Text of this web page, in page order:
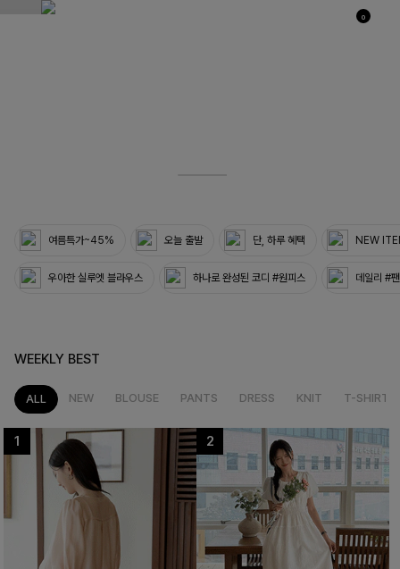
0
여름특가~45% 오늘 출발 단, 하루 혜택 NEW
우아한 실루엣 블라우스 하나로 완성된 코디 #원피스 데일리 #
WEEKLY BEST
ALL NEW BLOUSE PANTS DRESS KNIT T-SHIRT